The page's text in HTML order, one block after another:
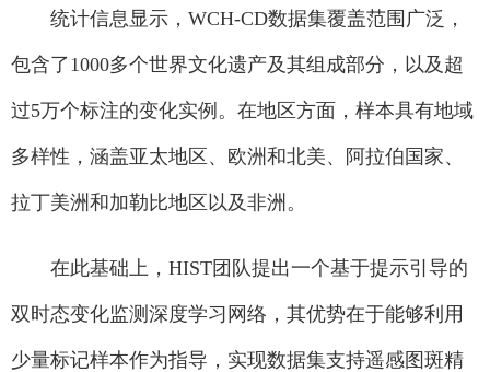
统计信息显示，WCH-CD数据集覆盖范围广泛，
包含了1000多个世界文化遗产及其组成部分，以及超
过5万个标注的变化实例。在地区方面，样本具有地域
多样性，涵盖亚太地区、欧洲和北美、阿拉伯国家、
拉丁美洲和加勒比地区以及非洲。
在此基础上，HIST团队提出一个基于提示引导的
双时态变化监测深度学习网络，其优势在于能够利用
少量标记样本作为指导，实现数据集支持遥感图斑精